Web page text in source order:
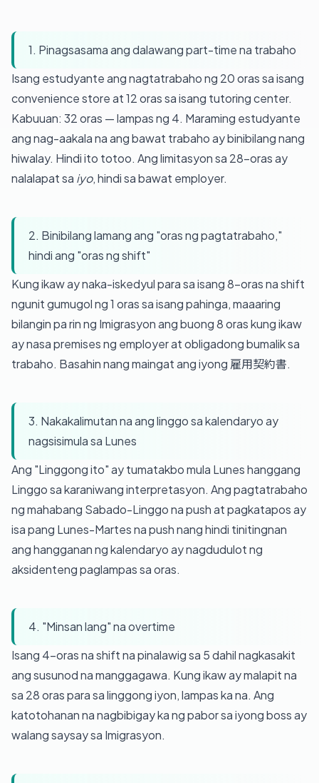
1. Pinagsasama ang dalawang part-time na trabaho
Isang estudyante ang nagtatrabaho ng 20 oras sa isang
convenience store at 12 oras sa isang tutoring center.
Kabuuan: 32 oras — lampas ng 4. Maraming estudyante
ang nag-aakala na ang bawat trabaho ay binibilang nang
hiwalay. Hindi ito totoo. Ang limitasyon sa 28-oras ay
nalalapat sa iyo, hindi sa bawat employer.
2. Binibilang lamang ang "oras ng pagtatrabaho,"
hindi ang "oras ng shift"
Kung ikaw ay naka-iskedyul para sa isang 8-oras na shift
ngunit gumugol ng 1 oras sa isang pahinga, maaaring
bilangin pa rin ng Imigrasyon ang buong 8 oras kung ikaw
ay nasa premises ng employer at obligadong bumalik sa
trabaho. Basahin nang maingat ang iyong 雇用契約書.
3. Nakakalimutan na ang linggo sa kalendaryo ay
nagsisimula sa Lunes
Ang "Linggong ito" ay tumatakbo mula Lunes hanggang
Linggo sa karaniwang interpretasyon. Ang pagtatrabaho
ng mahabang Sabado-Linggo na push at pagkatapos ay
isa pang Lunes-Martes na push nang hindi tinitingnan
ang hangganan ng kalendaryo ay nagdudulot ng
aksidenteng paglampas sa oras.
4. "Minsan lang" na overtime
Isang 4-oras na shift na pinalawig sa 5 dahil nagkasakit
ang susunod na manggagawa. Kung ikaw ay malapit na
sa 28 oras para sa linggong iyon, lampas ka na. Ang
katotohanan na nagbibigay ka ng pabor sa iyong boss ay
walang saysay sa Imigrasyon.